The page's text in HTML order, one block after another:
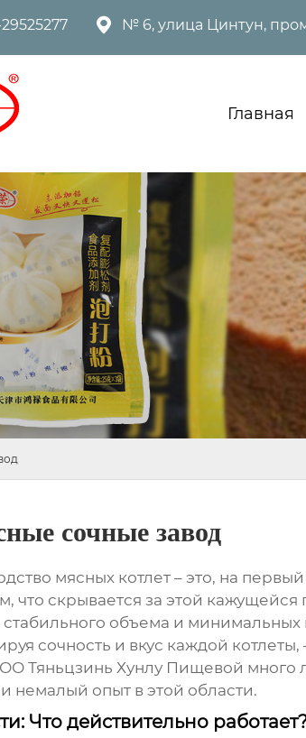
 № 6, улица Цинтун,
Главная
сочные завод
мясных котлет– это, на
что скрывается за этой
объема и
сочность и вкус каждой
Тяньцзинь Хунлу Пищевой много
немалый опыт в этой области.
Что действительно